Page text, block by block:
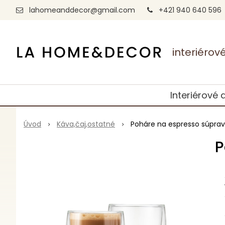
lahomeanddecor@gmail.com +421 940 640 596
Interiérové
Úvod Káva,čaj,ostatné Poháre na espresso